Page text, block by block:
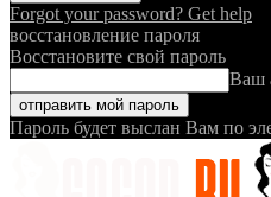
Forgot your password? Get help
восстановление пароля
Восстановите свой пароль
Ваш
Пароль будет выслан Вам по